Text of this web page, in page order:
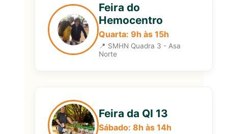
Feira do
Hemocentro
Quarta: 9h às 15h
📍 SMHN Quadra 3 - Asa
Norte
Feira da QI 13
Sábado: 8h às 14h